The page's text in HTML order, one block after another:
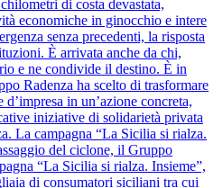
di costa devastata,
economiche in ginocchio e intere
senza precedenti, la risposta
È arrivata anche da chi,
e ne condivide il destino. È in
Radenza ha scelto di trasformare
in un’azione concreta,
iniziative di solidarietà privata
La campagna “La Sicilia si rialza.
del ciclone, il Gruppo
“La Sicilia si rialza. Insieme”,
di consumatori siciliani tra cui